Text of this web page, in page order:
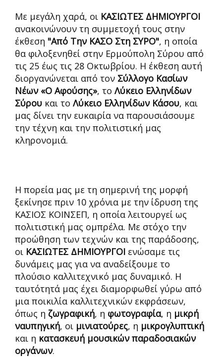
Με μεγάλη χαρά, οι ΚΑΣΙΩΤΕΣ ΔΗΜΙΟΥΡΓΟΙ
ανακοινώνουν τη συμμετοχή τους στην
έκθεση "Από Την ΚΑΣΟ Στη ΣΥΡΟ", η οποία
θα φιλοξενηθεί στην Ερμούπολη Σύρου από
τις 25 έως τις 28 Οκτωβρίου. Η έκθεση αυτή
διοργανώνεται από τον Σύλλογο Κασίων
Νέων «Ο Αφούσης», το Λύκειο Ελληνίδων
Σύρου και το Λύκειο Ελληνίδων Κάσου, και
μας δίνει την ευκαιρία να παρουσιάσουμε
την τέχνη και την πολιτιστική μας
κληρονομιά.
Η πορεία μας με τη σημερινή της μορφή
ξεκίνησε πριν 10 χρόνια με την ίδρυση της
ΚΑΣΙΟΣ ΚΟΙΝΣΕΠ, η οποία λειτουργεί ως
πολιτιστική μας ομπρέλα. Με στόχο την
προώθηση των τεχνών και της παράδοσης,
οι ΚΑΣΙΩΤΕΣ ΔΗΜΙΟΥΡΓΟΙ ενώσαμε τις
δυνάμεις μας για να αναδείξουμε το
πλούσιο καλλιτεχνικό μας δυναμικό. Η
ταυτότητά μας έχει διαμορφωθεί γύρω από
μια ποικιλία καλλιτεχνικών εκφράσεων,
όπως η ζωγραφική, η φωτογραφία, η μικρή
ναυπηγική, οι μινιατούρες, η μικρογλυπτική
και η κατασκευή μουσικών παραδοσιακών
οργάνων.